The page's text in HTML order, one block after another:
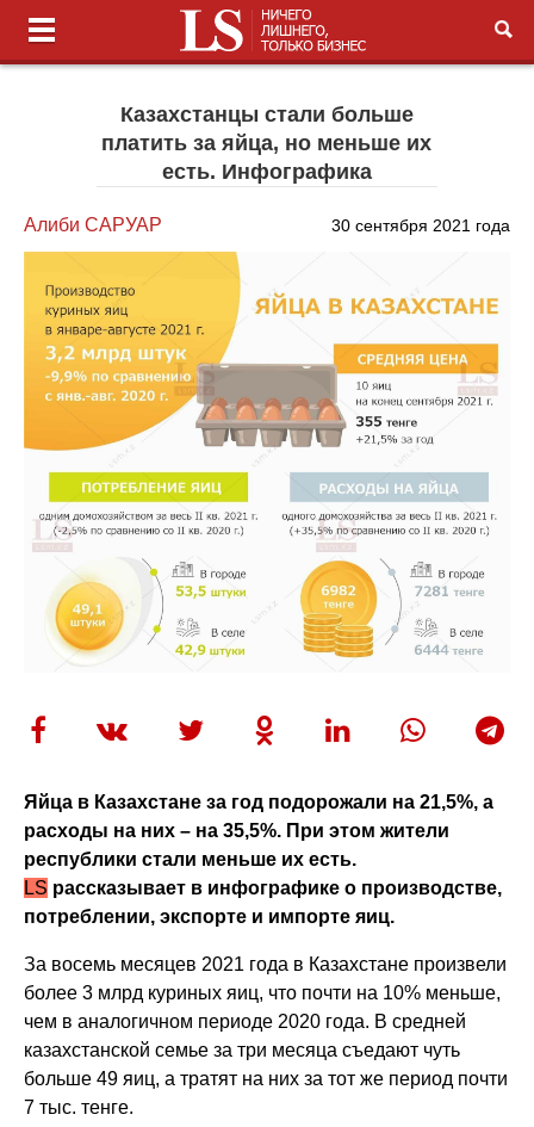
Казахстанцы стали больше
платить за яйца, но меньше их
есть. Инфографика
Алиби САРУАР 30 сентября 2021 года
Яйца в Казахстане за год подорожали на 21,5%, а
расходы на них – на 35,5%. При этом жители
республики стали меньше их есть.
LS рассказывает в инфографике о производстве,
потреблении, экспорте и импорте яиц.
За восемь месяцев 2021 года в Казахстане произвели
более 3 млрд куриных яиц, что почти на 10% меньше,
чем в аналогичном периоде 2020 года. В средней
казахстанской семье за три месяца съедают чуть
больше 49 яиц, а тратят на них за тот же период почти
7 тыс. тенге.